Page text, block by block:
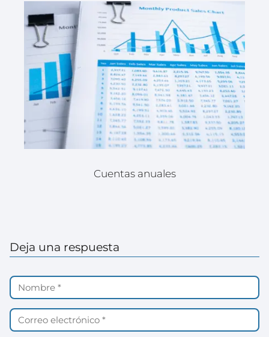
Cuentas anuales
Deja una respuesta